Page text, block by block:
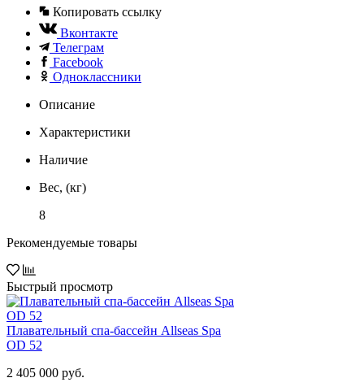
Копировать ссылку
Вконтакте
Телеграм
Facebook
Одноклассники
Описание
Характеристики
Наличие
Вес, (кг)
8
Рекомендуемые товары
Быстрый просмотр
Плавательный спа-бассейн Allseas Spa
OD 52
2 405 000 руб.